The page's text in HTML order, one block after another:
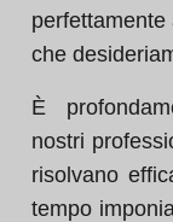
che
È
nostri
risolvano
tempo